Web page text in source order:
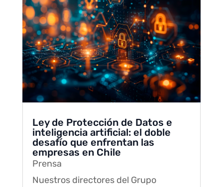
Ley de Protección de Datos e
inteligencia artificial: el doble
desafío que enfrentan las
empresas en Chile
Prensa
Nuestros directores del Grupo